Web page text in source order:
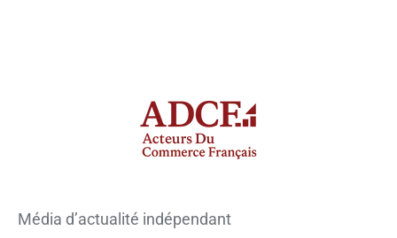
Média d’actualité indépendant